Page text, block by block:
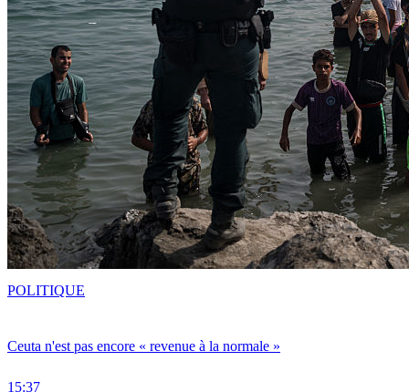
Ceuta n'est pas encore « revenue à la normale »
15:37
POLITIQUE